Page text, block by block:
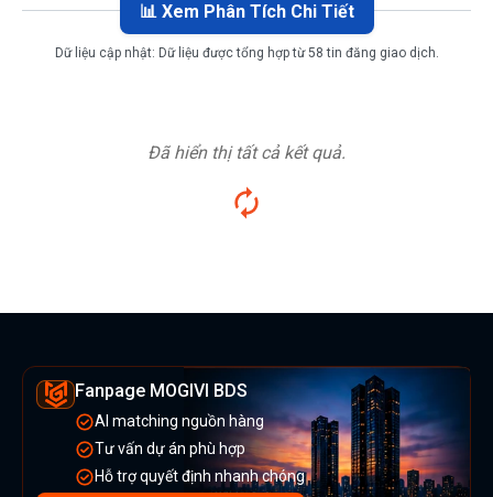
📊 Xem Phân Tích Chi Tiết
Dữ liệu cập nhật: Dữ liệu được tổng hợp từ 58 tin đăng giao dịch.
Đã hiển thị tất cả kết quả.
Fanpage MOGIVI BDS
AI matching nguồn hàng
Tư vấn dự án phù hợp
Hỗ trợ quyết định nhanh chóng